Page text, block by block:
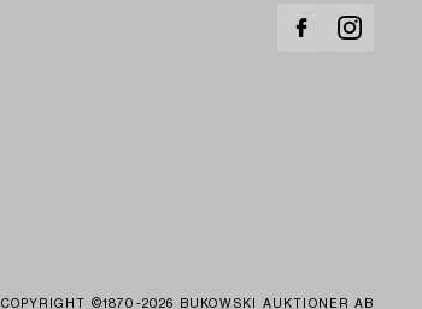
COPYRIGHT ©1870-2026 BUKOWSKI AUKTIONER AB